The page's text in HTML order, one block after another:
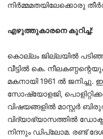
നിർമ്മമതയിലേക്കൊരു
എഴുത്തുകാരനെ കുറിച്ച്:
കൊല്ലം ജില്ലയിൽ
വീട്ടിൽ കെ.
മകനായി 1961 ൽ ജനിച്ചു.
സോഷ്യോളജി,
വിഷയങ്ങളിൽ മാസ്റ്റർ
വിദ്യാഭ്യാസത്തിൽ
നിന്നും ഡിപ്ലോമ. രണ്ട്